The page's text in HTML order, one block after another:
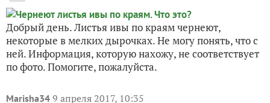
Добрый день. Листья ивы по краям чернеют,
некоторые в мелких дырочках. Не могу понять, что с
ней. Информация, которую нахожу, не соответствует
по фото. Помогите, пожалуйста.
Marisha34 9 апреля 2017, 10:35